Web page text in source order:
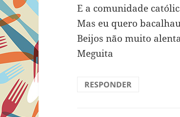
E a comunidade
Mas eu quero
Beijos não muito
Meguita
RESPONDER